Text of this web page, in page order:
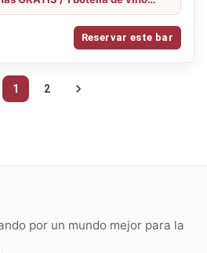
de quesos, embutidos o un
Reservar este bar
1 2
por un mundo mejor para la